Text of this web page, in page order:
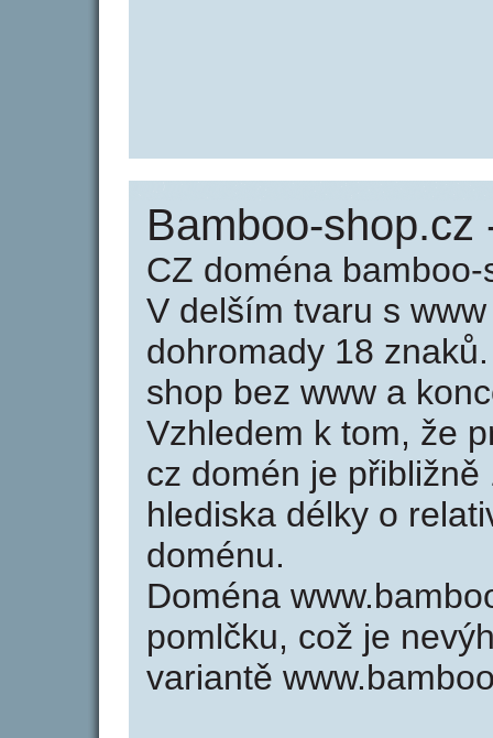
Bamboo-shop.cz
CZ doména
V delším tvaru s
dohromady 18
shop bez www a
Vzhledem k tom, že
cz domén je
hlediska délky o
doménu.
Doména
pomlčku, což je
variantě